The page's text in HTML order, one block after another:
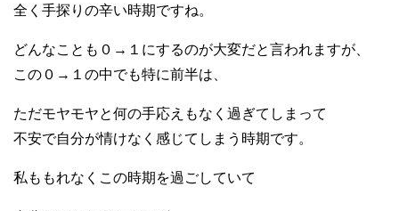
全く手探りの辛い時期ですね。
どんなことも０→１にするのが大変だと言われますが、
この０→１の中でも特に前半は、
ただモヤモヤと何の手応えもなく過ぎてしまって
不安で自分が情けなく感じてしまう時期です。
私ももれなくこの時期を過ごしていて